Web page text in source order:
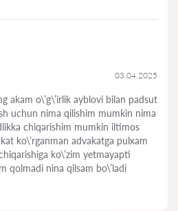
03.04.2025
akam o\’g\’irlik ayblovi bilan padsut
uchun nima qilishim mumkin nima
chiqarishim mumkin iltimos
ko\’rganman advakatga pulxam
ko\’zim yetmayapti
qolmadi nina qilsam bo\’ladi